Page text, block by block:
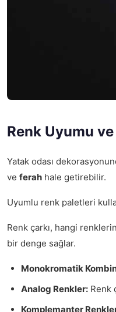
Renk Uyumu
Yatak odası
ve ferah hale getirebilir.
Uyumlu renk paletleri
Renk çarkı, hangi
bir denge sağlar.
Monokromatik
Analog Renkler: Renk
Komplemanter